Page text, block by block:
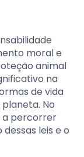
moral e
animal
na
de vida
No
a percorrer
leis e o